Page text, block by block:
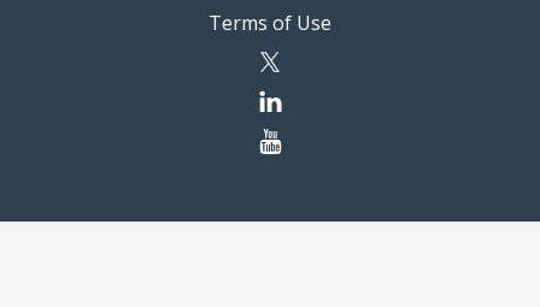
Terms of Use
twitter
linkedin
youtube